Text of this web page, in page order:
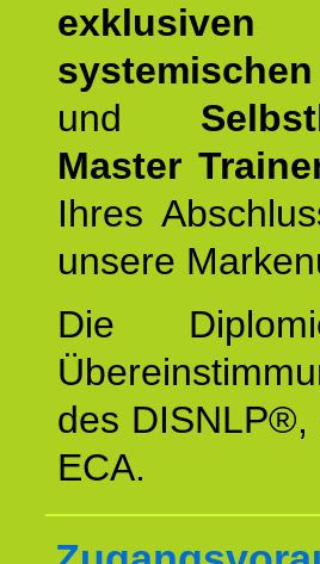
und
Master
Ihres
unsere
Die
des
ECA.